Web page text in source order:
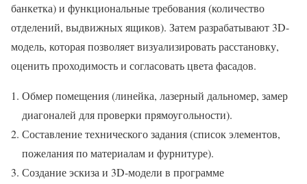
банкетка) и функциональные требования (количество
отделений, выдвижных ящиков). Затем разрабатывают 3D-
модель, которая позволяет визуализировать расстановку,
оценить проходимость и согласовать цвета фасадов.
Обмер помещения (линейка, лазерный дальномер, замер
диагоналей для проверки прямоугольности).
Составление технического задания (список элементов,
пожелания по материалам и фурнитуре).
Создание эскиза и 3D-модели в программе